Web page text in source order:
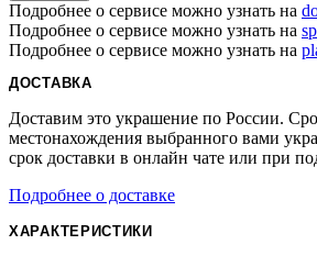
Подробнее о сервисе можно узнать на
Подробнее о сервисе можно узнать на
Подробнее о сервисе можно узнать на
ДОСТАВКА
Доставим это украшение по России.
местонахождения выбранного вами
срок доставки в онлайн чате или при
Подробнее о доставке
ХАРАКТЕРИСТИКИ